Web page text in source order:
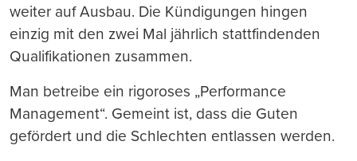
weiter auf Ausbau. Die Kündigungen hingen
einzig mit den zwei Mal jährlich stattfindenden
Qualifikationen zusammen.
Man betreibe ein rigoroses „Performance
Management“. Gemeint ist, dass die Guten
gefördert und die Schlechten entlassen werden.